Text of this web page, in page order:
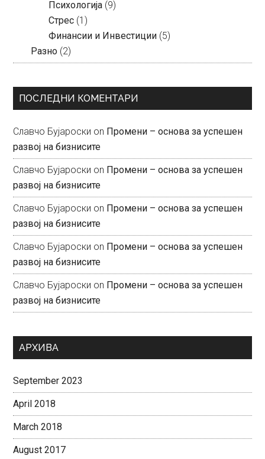
Психологија (9)
Стрес (1)
Финансии и Инвестиции (5)
Разно (2)
ПОСЛЕДНИ КОМЕНТАРИ
Славчо Бујароски on Промени – основа за успешен
развој на бизнисите
Славчо Бујароски on Промени – основа за успешен
развој на бизнисите
Славчо Бујароски on Промени – основа за успешен
развој на бизнисите
Славчо Бујароски on Промени – основа за успешен
развој на бизнисите
Славчо Бујароски on Промени – основа за успешен
развој на бизнисите
АРХИВА
September 2023
April 2018
March 2018
August 2017